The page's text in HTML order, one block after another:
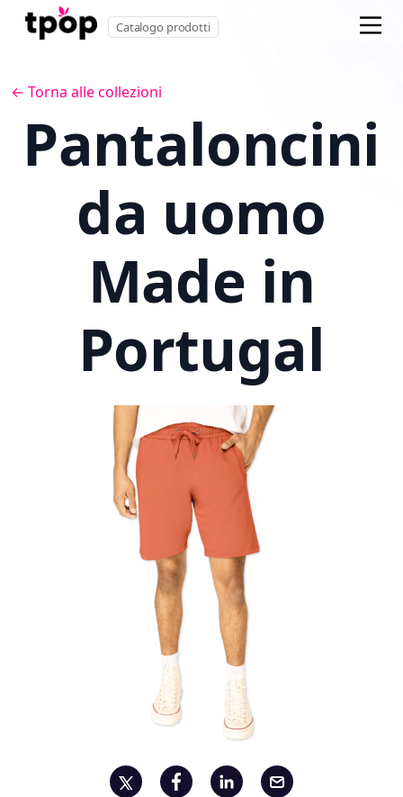
Catalogo prodotti
← Torna alle collezioni
Pantaloncini
da uomo
Made in
Portugal